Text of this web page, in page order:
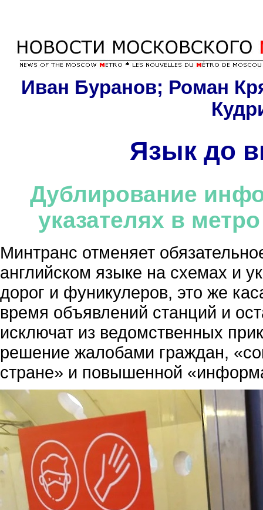
Иван Буранов; Роман
Язык до
Дублирование
указателях в
Минтранс отменяет
английском языке на схемах и
дорог и фуникулеров, это же
время объявлений станций и
исключат из ведомственных
решение жалобами граждан,
стране» и повышенной